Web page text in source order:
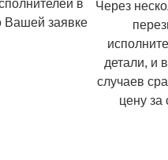
в
Вашей заявке
Через
детали, и
случаев
цену за